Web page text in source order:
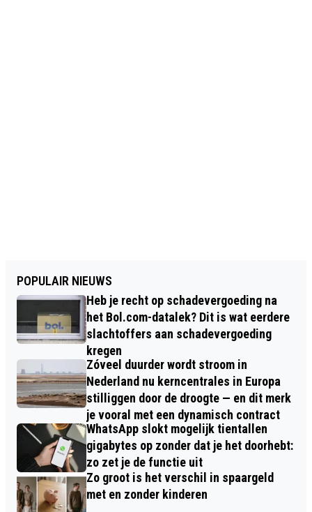
POPULAIR NIEUWS
Heb je recht op schadevergoeding na
het Bol.com-datalek? Dit is wat eerdere
slachtoffers aan schadevergoeding
kregen
Zóveel duurder wordt stroom in
Nederland nu kerncentrales in Europa
stilliggen door de droogte — en dit merk
je vooral met een dynamisch contract
WhatsApp slokt mogelijk tientallen
gigabytes op zonder dat je het doorhebt:
zo zet je de functie uit
Zo groot is het verschil in spaargeld
met en zonder kinderen